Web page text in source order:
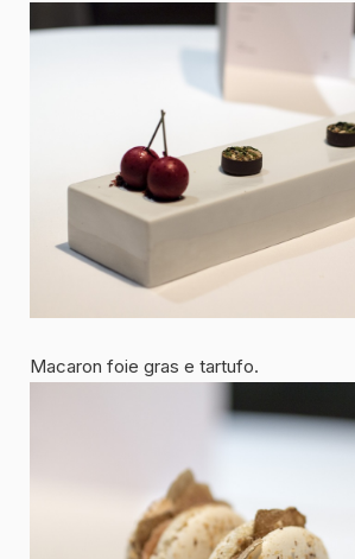
Macaron foie gras e tartufo.